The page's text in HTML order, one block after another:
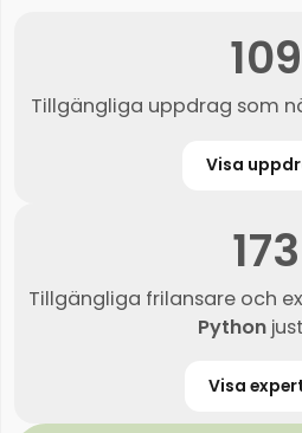
109
Tillgängliga uppdrag som
Visa
173
Tillgängliga frilansare och
Python
Visa